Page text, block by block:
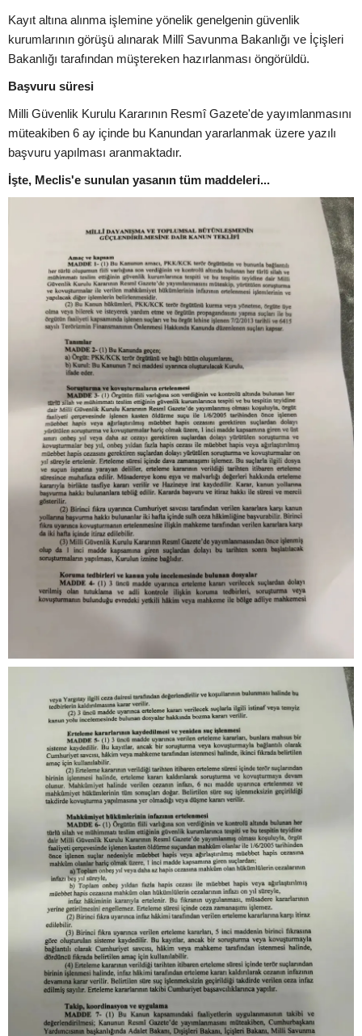
Kayıt altına alınma işlemine yönelik genelgenin güvenlik
kurumlarının görüşü alınarak Millî Savunma Bakanlığı ve İçişleri
Bakanlığı tarafından müştereken hazırlanması öngörüldü.
Başvuru süresi
Milli Güvenlik Kurulu Kararının Resmî Gazete'de yayımlanmasını
müteakiben 6 ay içinde bu Kanundan yararlanmak üzere yazılı
başvuru yapılması aranmaktadır.
İşte, Meclis'e sunulan yasanın tüm maddeleri...